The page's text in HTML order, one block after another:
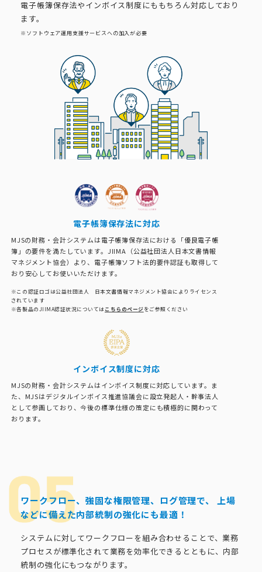
電子帳簿保存法やインボイス制度にももちろん対応しており
ます。
※ソフトウェア運用支援サービスへの加入が必要
電子帳簿保存法に対応
MJSの財務・会計システムは電子帳簿保存法における「優良電子帳
簿」の要件を満たしています。JIIMA（公益社団法人日本文書情報
マネジメント協会）より、電子帳簿ソフト法的要件認証も取得して
おり安心してお使いいただけます。
※この認証ロゴは公益社団法人 日本文書情報マネジメント協会によりライセンス
されています
※各製品のJIIMA認証状況についてはこちらのページをご参照ください
インボイス制度に対応
MJSの財務・会計システムはインボイス制度に対応しています。ま
た、MJSはデジタルインボイス推進協議会に設立発起人・幹事法人
として参画しており、今後の標準仕様の策定にも積極的に関わって
おります。
ワークフロー、強固な権限管理、ログ管理で、
上場
などに備えた内部統制の強化にも最適！
システムに対してワークフローを組み合わせることで、業務
プロセスが標準化されて業務を効率化できるとともに、内部
統制の強化にもつながります。